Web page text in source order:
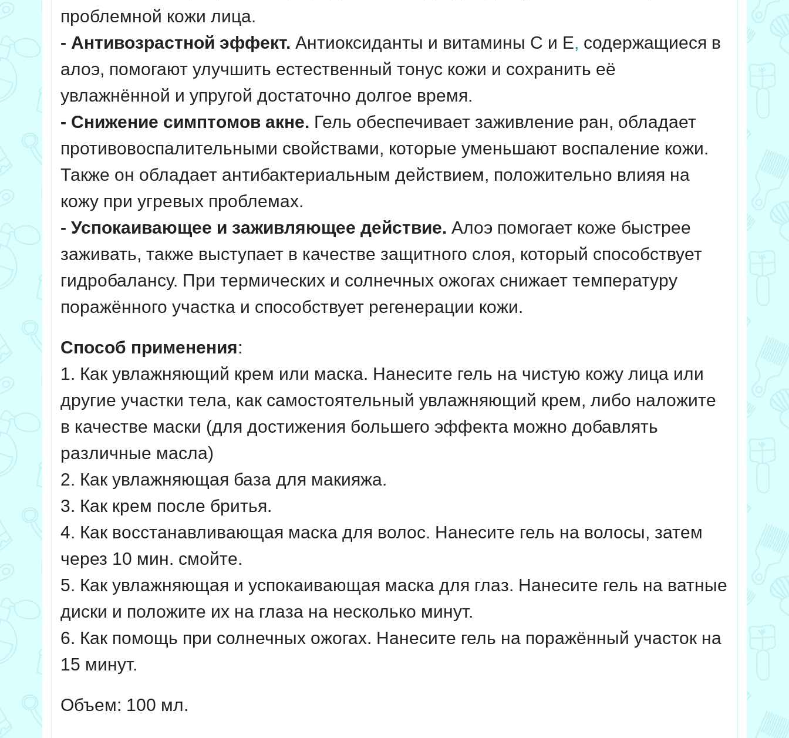
проблемной кожи лица.
- Антивозрастной эффект. Антиоксиданты и витамины С и Е, содержащиеся в
алоэ, помогают улучшить естественный тонус кожи и сохранить её
увлажнённой и упругой достаточно долгое время.
- Снижение симптомов акне. Гель обеспечивает заживление ран, обладает
противовоспалительными свойствами, которые уменьшают воспаление кожи.
Также он обладает антибактериальным действием, положительно влияя на
кожу при угревых проблемах.
- Успокаивающее и заживляющее действие. Алоэ помогает коже быстрее
заживать, также выступает в качестве защитного слоя, который способствует
гидробалансу. При термических и солнечных ожогах снижает температуру
поражённого участка и способствует регенерации кожи.
Способ применения:
1. Как увлажняющий крем или маска. Нанесите гель на чистую кожу лица или
другие участки тела, как самостоятельный увлажняющий крем, либо наложите
в качестве маски (для достижения большего эффекта можно добавлять
различные масла)
2. Как увлажняющая база для макияжа.
3. Как крем после бритья.
4. Как восстанавливающая маска для волос. Нанесите гель на волосы, затем
через 10 мин. смойте.
5. Как увлажняющая и успокаивающая маска для глаз. Нанесите гель на ватные
диски и положите их на глаза на несколько минут.
6. Как помощь при солнечных ожогах. Нанесите гель на поражённый участок на
15 минут.
Объем: 100 мл.